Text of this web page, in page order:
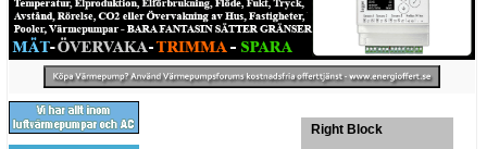
Right Block